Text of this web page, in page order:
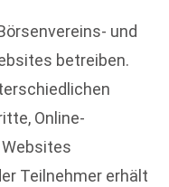
und
betreiben.
Online-
Teilnehmer erhält